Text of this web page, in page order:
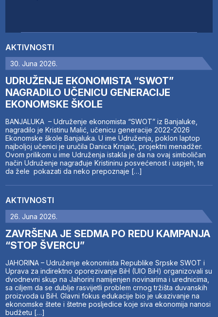
AKTIVNOSTI
30. Juna 2026.
UDRUŽENJE EKONOMISTA “SWOT”
NAGRADILO UČENICU GENERACIJE
EKONOMSKE ŠKOLE
BANJALUKA – Udruženje ekonomista “SWOT” iz Banjaluke,
nagradilo je Kristinu Malić, učenicu generacije 2022-2026
Ekonomske škole Banjaluka. U ime Udruženja, poklon laptop
najboljoj učenici je uručila Danica Krnjaić, projektni menadžer.
Ovom prilikom u ime Udruženja istakla je da na ovaj simboličan
način Udruženje nagrađuje Kristininu posvećenost i uspjeh, te
da žele pokazati da neko prepoznaje […]
AKTIVNOSTI
26. Juna 2026.
ZAVRŠENA JE SEDMA PO REDU KAMPANJA
“STOP ŠVERCU”
JAHORINA – Udruženje ekonomista Republike Srpske SWOT i
Uprava za indirektno oporezivanje BiH (UIO BiH) organizovali su
dvodnevni skup na Jahorini namijenjen novinarima i urednicima,
sa ciljem da se dublje rasvijetli problem crnog tržišta duvanskih
proizvoda u BiH. Glavni fokus edukacije bio je ukazivanje na
ekonomske štete i štetne posljedice koje siva ekonomija nanosi
budžetu […]